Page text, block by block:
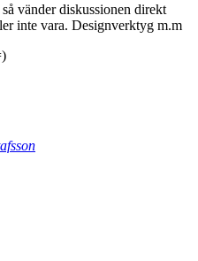
vänder diskussionen direkt
inte vara. Designverktyg m.m